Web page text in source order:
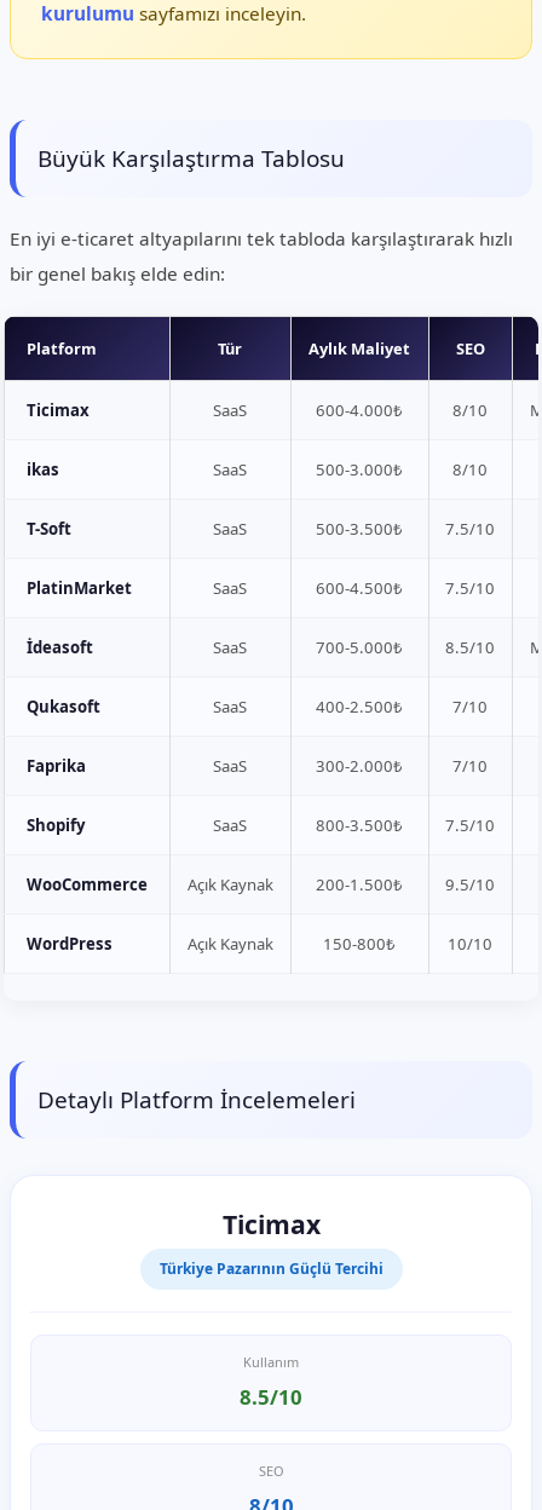
kurulumu sayfamızı inceleyin.
Büyük Karşılaştırma Tablosu
En iyi e-ticaret altyapılarını tek tabloda karşılaştırarak hızlı
bir genel bakış elde edin:
Platform Tür Aylık Maliyet SEO
Ticimax SaaS 600-4.000₺ 8/10
ikas SaaS 500-3.000₺ 8/10
T-Soft SaaS 500-3.500₺ 7.5/10
PlatinMarket SaaS 600-4.500₺ 7.5/10
İdeasoft SaaS 700-5.000₺ 8.5/10
Qukasoft SaaS 400-2.500₺ 7/10
Faprika SaaS 300-2.000₺ 7/10
Shopify SaaS 800-3.500₺ 7.5/10
WooCommerce Açık Kaynak 200-1.500₺ 9.5/10
WordPress Açık Kaynak 150-800₺ 10/10
Detaylı Platform İncelemeleri
Ticimax
Türkiye Pazarının Güçlü Tercihi
Kullanım
8.5/10
SEO